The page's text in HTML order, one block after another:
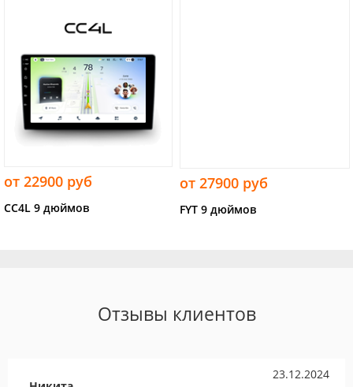
от 22900 руб
CC4L 9 дюймов
от 27900 руб
FYT 9 дюймов
Отзывы клиентов
23.12.2024